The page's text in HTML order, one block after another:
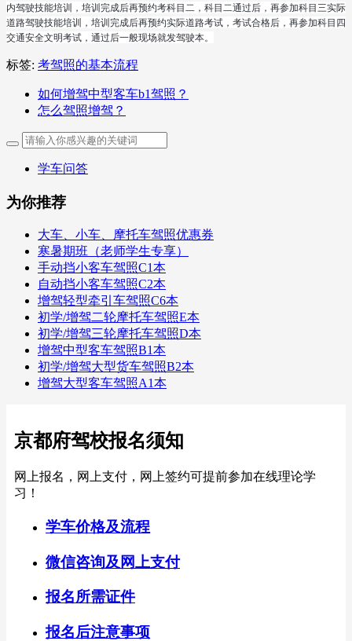
内驾驶技能培训，培训完成后再预约考科目二，科目二通过后，再参加科目三实际
道路驾驶技能培训，培训完成后再预约实际道路考试，考试合格后，再参加科目四
交通安全文明考试，通过后一般现场就发驾驶本。
标签: 考驾照的基本流程
如何增驾中型客车b1驾照？
怎么驾照增驾？
学车问答
为你推荐
大车、小车、摩托车驾照优惠券
寒暑期班（老师学生专享）
手动挡小客车驾照C1本
自动挡小客车驾照C2本
增驾轻型牵引车驾照C6本
初学/增驾二轮摩托车驾照E本
初学/增驾三轮摩托车驾照D本
增驾中型客车驾照B1本
初学/增驾大型货车驾照B2本
增驾大型客车驾照A1本
京都府驾校报名须知
网上报名，网上支付，网上签约可提前参加在线理论学
习！
学车价格及流程
微信咨询及网上支付
报名所需证件
报名后注意事项